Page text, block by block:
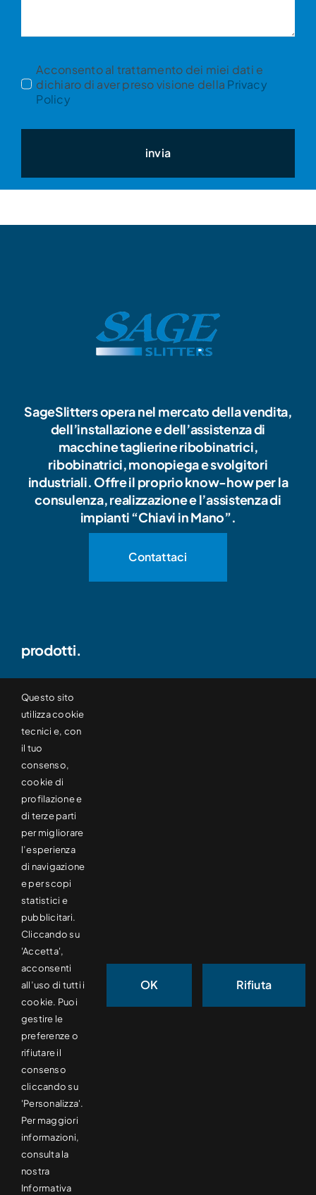
Acconsento al trattamento dei miei dati e
dichiaro di aver preso visione della Privacy
Policy
invia
SageSlitters opera nel mercato della vendita,
dell’installazione e dell’assistenza di
macchine taglierine ribobinatrici,
ribobinatrici, monopiega e svolgitori
industriali. Offre il proprio know-how per la
consulenza, realizzazione e l’assistenza di
impianti “Chiavi in Mano”.
Contattaci
prodotti.
TAGLIERINE RIBOBINATRICI
SVOLGITORI
RIBOBINATRICI
TAGLIATUBI
MONOPIEGA
ALTRO
contatti.
+39 0332 201069
info@sageslitters.com
Via Cesariano, 27, 21056 Induno Olona VA
Questo sito
utilizza cookie
tecnici e, con
il tuo
consenso,
cookie di
profilazione e
di terze parti
per migliorare
l’esperienza
di navigazione
e per scopi
statistici e
pubblicitari.
Cliccando su
'Accetta',
acconsenti
all’uso di tutti i
cookie. Puoi
gestire le
preferenze o
rifiutare il
consenso
cliccando su
'Personalizza'.
Per maggiori
informazioni,
consulta la
nostra
Informativa
OK Rifiuta